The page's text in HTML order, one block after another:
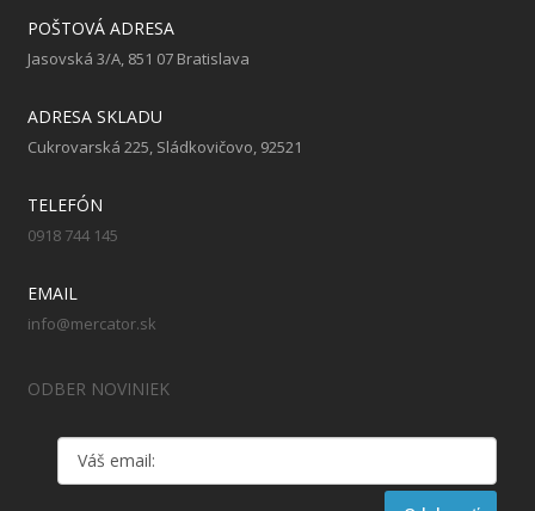
POŠTOVÁ ADRESA
Jasovská 3/A, 851 07 Bratislava
ADRESA SKLADU
Cukrovarská 225, Sládkovičovo, 92521
TELEFÓN
0918 744 145
EMAIL
info@mercator.sk
ODBER NOVINIEK